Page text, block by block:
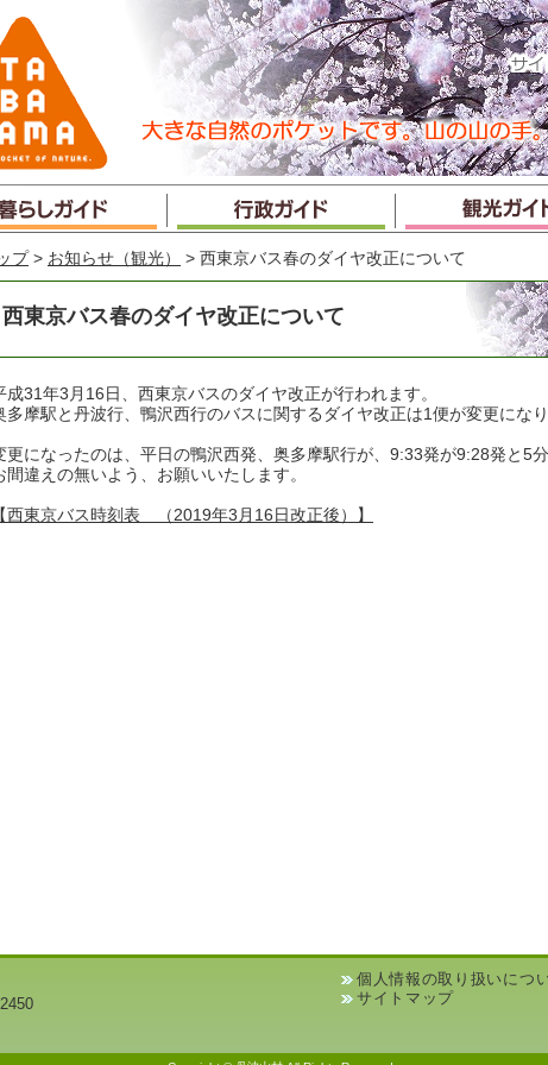
プ > お知らせ（観光） > 西東京バス春のダイヤ改正について
西東京バス春のダイヤ改正について
成31年3月16日、西東京バスのダイヤ改正が行われます。
多摩駅と丹波行、鴨沢西行のバスに関するダイヤ改正は1便が変更になり
更になったのは、平日の鴨沢西発、奥多摩駅行が、9:33発が9:28発と5分
間違えの無いよう、お願いいたします。
【西東京バス時刻表 （2019年3月16日改正後）】
個人情報の取り扱いにつ
サイトマップ